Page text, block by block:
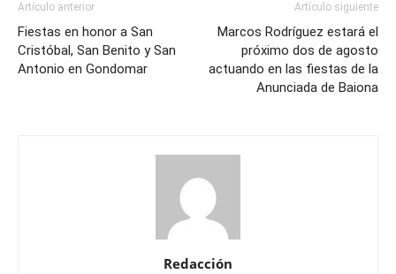
Artículo anterior
Fiestas en honor a San
Cristóbal, San Benito y San
Antonio en Gondomar
Artículo siguiente
Marcos Rodríguez estará el
próximo dos de agosto
actuando en las fiestas de la
Anunciada de Baiona
Redacción